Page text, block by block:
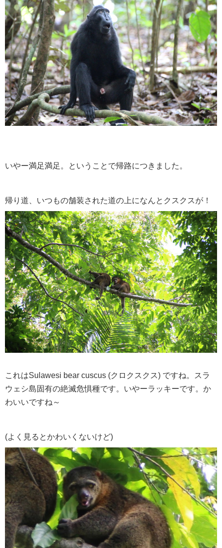
いやー満足満足。ということで帰路につきました。
帰り道、いつもの舗装された道の上になんとクスクスが！
これはSulawesi bear cuscus (クロクスクス) ですね。スラ
ウェシ島固有の絶滅危惧種です。いやーラッキーです。か
わいいですね～
(よく見るとかわいくないけど)